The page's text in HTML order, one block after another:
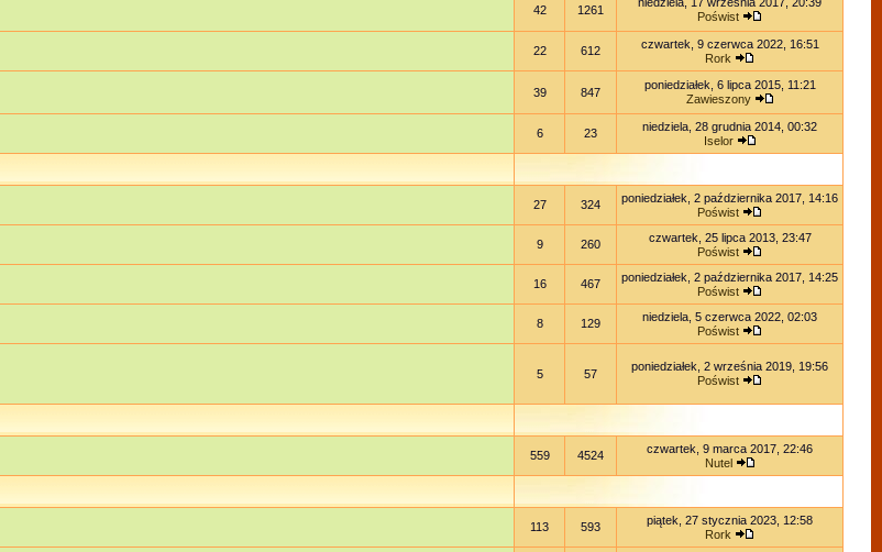
42 1261
Poświst
22 612
czwartek, 9 czerwca 2022, 16:51
Rork
39 847
poniedziałek, 6 lipca 2015, 11:21
Zawieszony
6 23
niedziela, 28 grudnia 2014, 00:32
Iselor
27 324
poniedziałek, 2 października 2017, 14:16
Poświst
9 260
czwartek, 25 lipca 2013, 23:47
Poświst
16 467
poniedziałek, 2 października 2017, 14:25
Poświst
8 129
niedziela, 5 czerwca 2022, 02:03
Poświst
5 57
poniedziałek, 2 września 2019, 19:56
Poświst
559 4524
czwartek, 9 marca 2017, 22:46
Nutel
113 593
piątek, 27 stycznia 2023, 12:58
Rork